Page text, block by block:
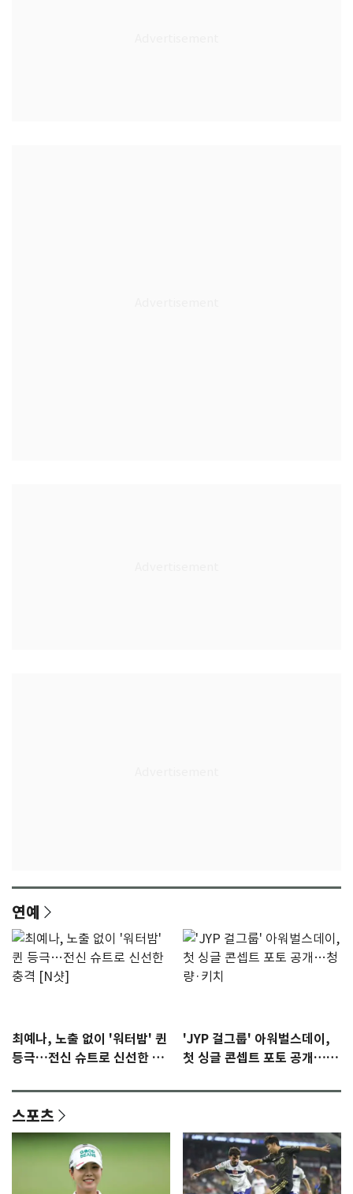
연예
최예나, 노출 없이 '워터밤' 퀸
등극…전신 슈트로 신선한 충
'JYP 걸그룹' 아워벌스데이,
첫 싱글 콘셉트 포토 공개…청
스포츠